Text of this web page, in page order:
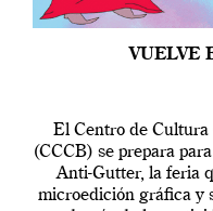
VUELVE
El Centro de Cultura
(CCCB) se prepara
Anti-Gutter, la feria
microedición gráfica y